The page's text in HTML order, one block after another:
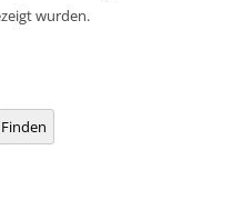
wurden.
Finden